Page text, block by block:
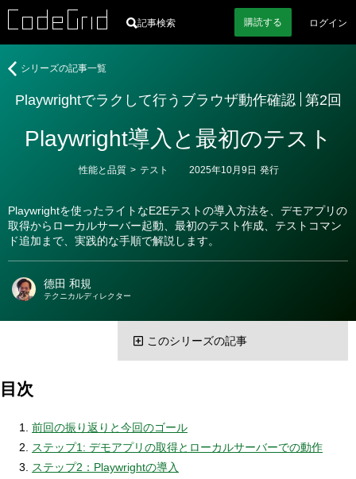
記事検索 購読する ログイン
Playwrightでラクして行うブラウザ動作確認 第2回
Playwright導入と最初のテスト
Playwrightを使ったライトなE2Eテストの導入方法を、デモアプリの
取得からローカルサーバー起動、最初のテスト作成、テストコマン
ド追加まで、実践的な手順で解説します。
カ
リ
ー
性能と品質 > テスト 2025年10月9日 発行
者
德田 和規
テクニカルディレクター
Playwright
ラ
し
ラ
ウ
作
確
認
シリーズの記事一覧
このシリーズの記事
目次
前回の振り返りと今回のゴール
ステップ1: デモアプリの取得とローカルサーバーでの動作
ステップ2：Playwrightの導入